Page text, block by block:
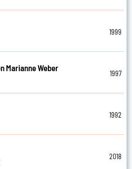
1999
Marianne Weber
1997
1992
2018